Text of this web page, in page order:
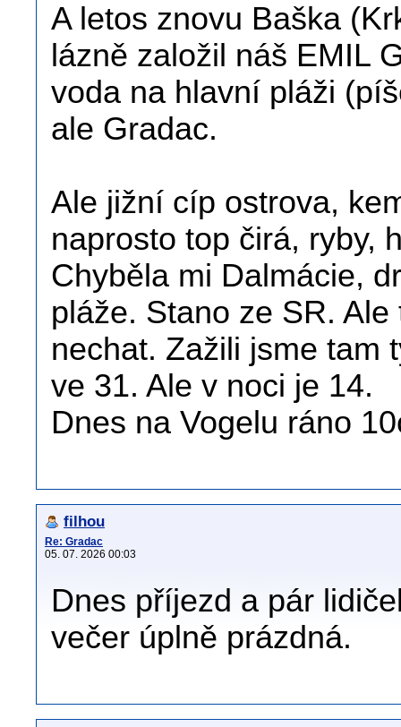
A letos znovu Baška
lázně založil náš EMIL
voda na hlavní pláži
ale Gradac.
Ale jižní cíp ostrova,
naprosto top čirá, ryby,
Chyběla mi Dalmácie,
pláže. Stano ze SR.
nechat. Zažili jsme tam
ve 31. Ale v noci je 14.
Dnes na Vogelu ráno
filhou
Re: Gradac
05. 07. 2026 00:03
Dnes příjezd a pár
večer úplně prázdná.